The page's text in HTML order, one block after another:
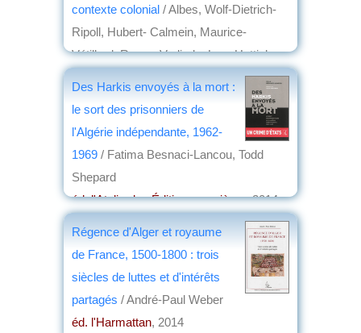
contexte colonial / Albes, Wolf-Dietrich-
Ripoll, Hubert- Calmein, Maurice-
Vétillard, Roger- Verlinde, Luc- Hettich,
Katrin- Brune, Jean- Ferrandez, Jacques
Des Harkis envoyés à la mort :
le sort des prisonniers de
l'Algérie indépendante, 1962-
1969 / Fatima Besnaci-Lancou, Todd
Shepard
éd. l'Atelier-les Éditions ouvrières, 2014
Régence d'Alger et royaume
de France, 1500-1800 : trois
siècles de luttes et d'intérêts
partagés / André-Paul Weber
éd. l'Harmattan, 2014